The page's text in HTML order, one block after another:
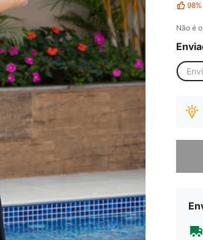
98%
Não é